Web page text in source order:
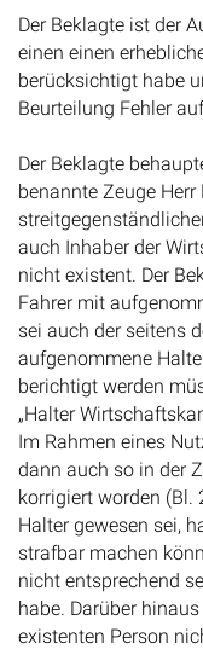
Der Beklagte ist der
einen einen
berücksichtigt habe
Beurteilung Fehler
Der Beklagte
benannte Zeuge
auch Inhaber der
nicht existent. Der
Fahrer mit
sei auch der seitens
aufgenommene
berichtigt werden
„Halter
Im Rahmen eines
dann auch so in der
korrigiert worden (Bl.
Halter gewesen sei,
strafbar machen
nicht entsprechend
habe. Darüber
existenten Person